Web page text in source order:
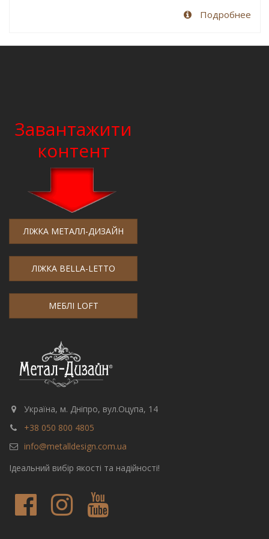
Подробнее
Завантажити
контент
ЛІЖКА МЕТАЛЛ-ДИЗАЙН
ЛІЖКА BELLA-LETTO
МЕБЛІ LOFT
Україна, м. Дніпро, вул.Оцупа, 14
+38 050 800 4805
info@metalldesign.com.ua
Ідеальний вибір якості та надійності!